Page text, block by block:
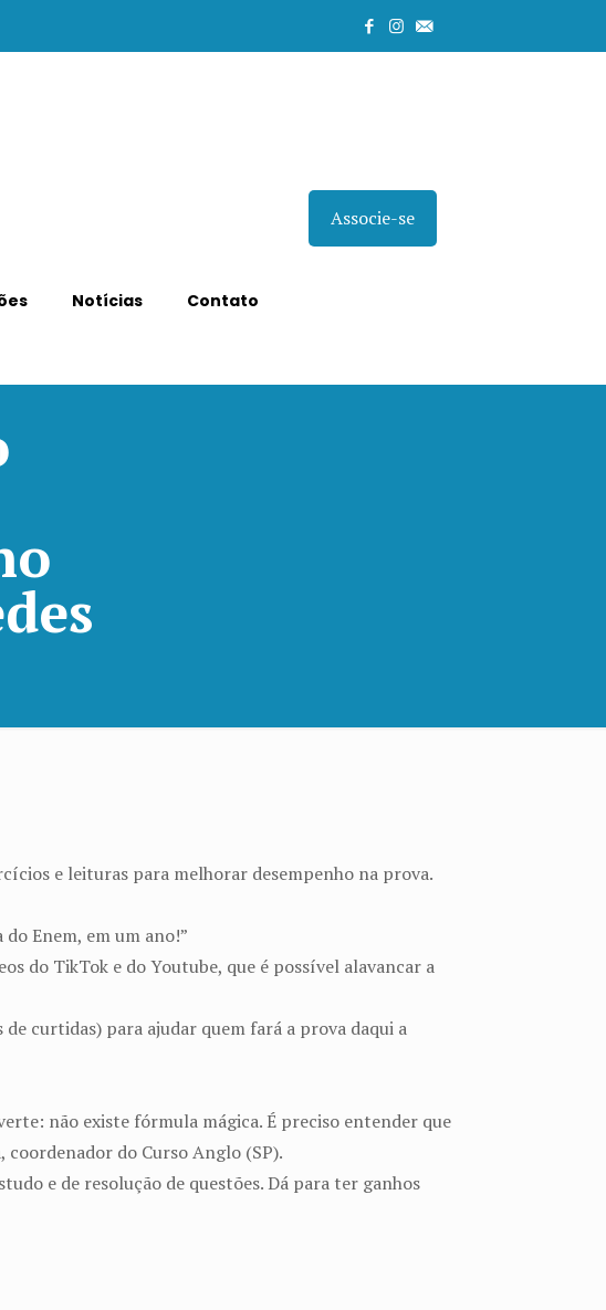
Notícias Contato
Associe-se
e leituras para melhorar desempenho na prova.
Enem, em um ano!”
do TikTok e do Youtube, que é possível alavancar a
curtidas) para ajudar quem fará a prova daqui a
não existe fórmula mágica. É preciso entender que
do Curso Anglo (SP).
e de resolução de questões. Dá para ter ganhos